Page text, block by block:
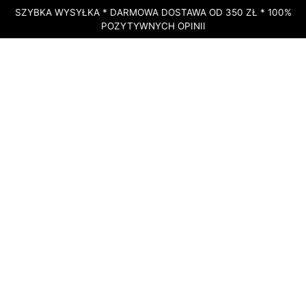
SZYBKA WYSYŁKA * DARMOWA DOSTAWA OD 350 ZŁ * 100%
POZYTYWNYCH OPINII